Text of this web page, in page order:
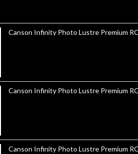
Canson Infinity Photo Lustre Premium
Canson Infinity Photo Lustre Premium
Canson Infinity Photo Lustre Premium